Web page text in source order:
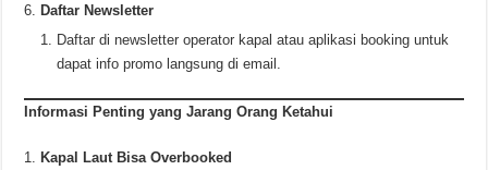
Daftar Newsletter
Daftar di newsletter operator kapal atau aplikasi booking untuk
dapat info promo langsung di email.
Informasi Penting yang Jarang Orang Ketahui
Kapal Laut Bisa Overbooked